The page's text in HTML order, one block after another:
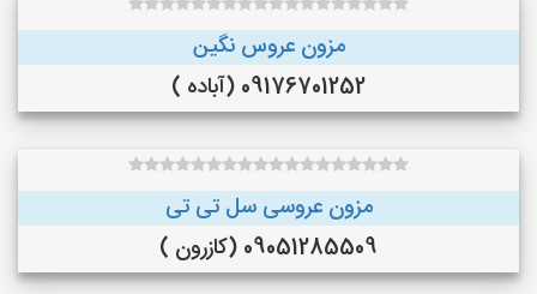
مزون عروس نگین
09176701252 (آباده )
مزون عروسی سل تی تی
09051285509 (کازرون )